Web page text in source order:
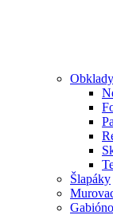
Obklady
Šlapáky